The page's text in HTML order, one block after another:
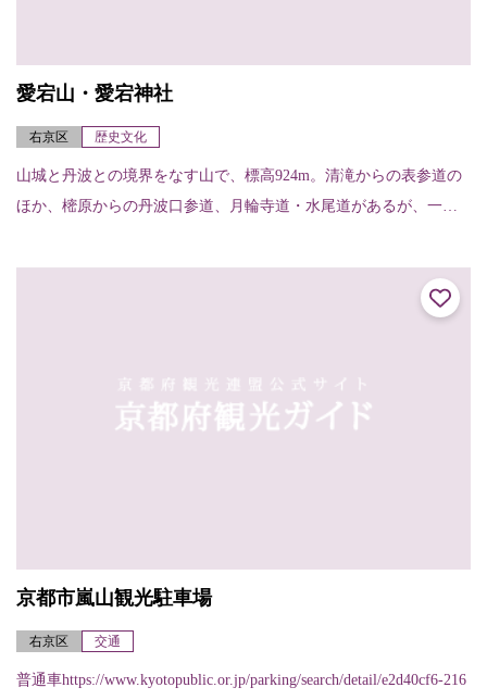
愛宕山・愛宕神社
右京区 歴史文化
山城と丹波との境界をなす山で、標高924m。清滝からの表参道の
ほか、樒原からの丹波口参道、月輪寺道・水尾道があるが、一般
社があり、古く...
京都市嵐山観光駐車場
右京区 交通
普通車https://www.kyotopublic.or.jp/parking/search/detail/e2d40cf6-216